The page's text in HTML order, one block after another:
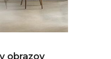
obrazov